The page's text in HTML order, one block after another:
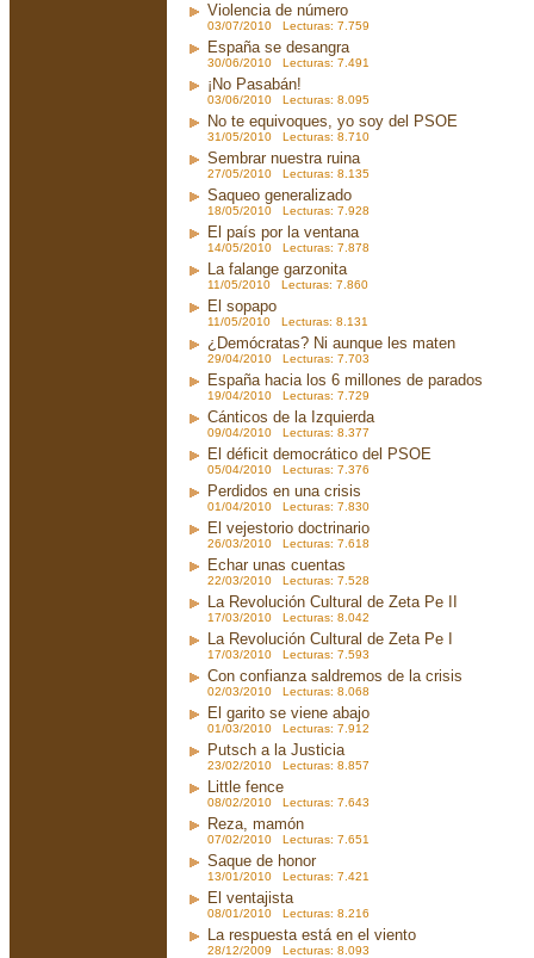
Violencia de número
03/07/2010 Lecturas: 7.759
España se desangra
30/06/2010 Lecturas: 7.491
¡No Pasabán!
03/06/2010 Lecturas: 8.095
No te equivoques, yo soy del PSOE
31/05/2010 Lecturas: 8.710
Sembrar nuestra ruina
27/05/2010 Lecturas: 8.135
Saqueo generalizado
18/05/2010 Lecturas: 7.928
El país por la ventana
14/05/2010 Lecturas: 7.878
La falange garzonita
11/05/2010 Lecturas: 7.860
El sopapo
11/05/2010 Lecturas: 8.131
¿Demócratas? Ni aunque les maten
29/04/2010 Lecturas: 7.703
España hacia los 6 millones de parados
19/04/2010 Lecturas: 7.729
Cánticos de la Izquierda
09/04/2010 Lecturas: 8.377
El déficit democrático del PSOE
05/04/2010 Lecturas: 7.376
Perdidos en una crisis
01/04/2010 Lecturas: 7.830
El vejestorio doctrinario
26/03/2010 Lecturas: 7.618
Echar unas cuentas
22/03/2010 Lecturas: 7.528
La Revolución Cultural de Zeta Pe II
17/03/2010 Lecturas: 8.042
La Revolución Cultural de Zeta Pe I
17/03/2010 Lecturas: 7.593
Con confianza saldremos de la crisis
02/03/2010 Lecturas: 8.068
El garito se viene abajo
01/03/2010 Lecturas: 7.912
Putsch a la Justicia
23/02/2010 Lecturas: 8.857
Little fence
08/02/2010 Lecturas: 7.643
Reza, mamón
07/02/2010 Lecturas: 7.651
Saque de honor
13/01/2010 Lecturas: 7.421
El ventajista
08/01/2010 Lecturas: 8.216
La respuesta está en el viento
28/12/2009 Lecturas: 8.093